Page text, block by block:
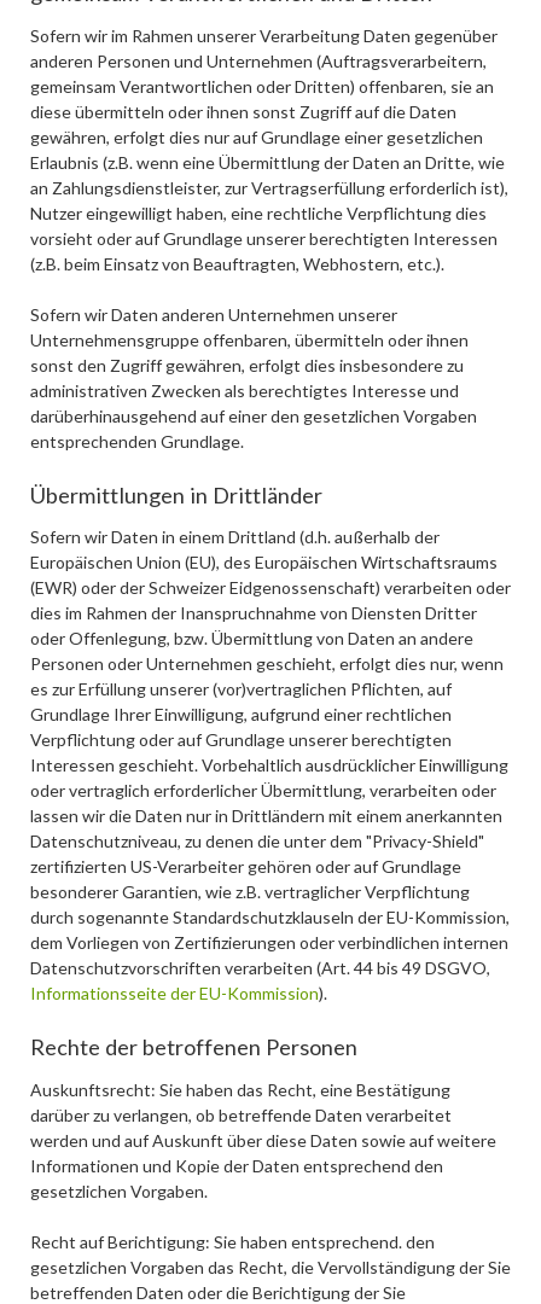
Sofern wir im Rahmen unserer Verarbeitung Daten gegenüber
anderen Personen und Unternehmen (Auftragsverarbeitern,
gemeinsam Verantwortlichen oder Dritten) offenbaren, sie an
diese übermitteln oder ihnen sonst Zugriff auf die Daten
gewähren, erfolgt dies nur auf Grundlage einer gesetzlichen
Erlaubnis (z.B. wenn eine Übermittlung der Daten an Dritte, wie
an Zahlungsdienstleister, zur Vertragserfüllung erforderlich ist),
Nutzer eingewilligt haben, eine rechtliche Verpflichtung dies
vorsieht oder auf Grundlage unserer berechtigten Interessen
(z.B. beim Einsatz von Beauftragten, Webhostern, etc.).
Sofern wir Daten anderen Unternehmen unserer
Unternehmensgruppe offenbaren, übermitteln oder ihnen
sonst den Zugriff gewähren, erfolgt dies insbesondere zu
administrativen Zwecken als berechtigtes Interesse und
darüberhinausgehend auf einer den gesetzlichen Vorgaben
entsprechenden Grundlage.
Übermittlungen in Drittländer
Sofern wir Daten in einem Drittland (d.h. außerhalb der
Europäischen Union (EU), des Europäischen Wirtschaftsraums
(EWR) oder der Schweizer Eidgenossenschaft) verarbeiten oder
dies im Rahmen der Inanspruchnahme von Diensten Dritter
oder Offenlegung, bzw. Übermittlung von Daten an andere
Personen oder Unternehmen geschieht, erfolgt dies nur, wenn
es zur Erfüllung unserer (vor)vertraglichen Pflichten, auf
Grundlage Ihrer Einwilligung, aufgrund einer rechtlichen
Verpflichtung oder auf Grundlage unserer berechtigten
Interessen geschieht. Vorbehaltlich ausdrücklicher Einwilligung
oder vertraglich erforderlicher Übermittlung, verarbeiten oder
lassen wir die Daten nur in Drittländern mit einem anerkannten
Datenschutzniveau, zu denen die unter dem "Privacy-Shield"
zertifizierten US-Verarbeiter gehören oder auf Grundlage
besonderer Garantien, wie z.B. vertraglicher Verpflichtung
durch sogenannte Standardschutzklauseln der EU-Kommission,
dem Vorliegen von Zertifizierungen oder verbindlichen internen
Datenschutzvorschriften verarbeiten (Art. 44 bis 49 DSGVO,
Informationsseite der EU-Kommission).
Rechte der betroffenen Personen
Auskunftsrecht: Sie haben das Recht, eine Bestätigung
darüber zu verlangen, ob betreffende Daten verarbeitet
werden und auf Auskunft über diese Daten sowie auf weitere
Informationen und Kopie der Daten entsprechend den
gesetzlichen Vorgaben.
Recht auf Berichtigung: Sie haben entsprechend. den
gesetzlichen Vorgaben das Recht, die Vervollständigung der Sie
betreffenden Daten oder die Berichtigung der Sie